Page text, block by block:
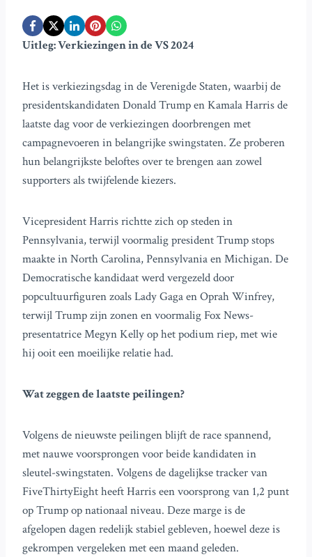
Uitleg: Verkiezingen in de VS 2024
Het is verkiezingsdag in de Verenigde Staten, waarbij de
presidentskandidaten Donald Trump en Kamala Harris de
laatste dag voor de verkiezingen doorbrengen met
campagnevoeren in belangrijke swingstaten. Ze proberen
hun belangrijkste beloftes over te brengen aan zowel
supporters als twijfelende kiezers.
Vicepresident Harris richtte zich op steden in
Pennsylvania, terwijl voormalig president Trump stops
maakte in North Carolina, Pennsylvania en Michigan. De
Democratische kandidaat werd vergezeld door
popcultuurfiguren zoals Lady Gaga en Oprah Winfrey,
terwijl Trump zijn zonen en voormalig Fox News-
presentatrice Megyn Kelly op het podium riep, met wie
hij ooit een moeilijke relatie had.
Wat zeggen de laatste peilingen?
Volgens de nieuwste peilingen blijft de race spannend,
met nauwe voorsprongen voor beide kandidaten in
sleutel-swingstaten. Volgens de dagelijkse tracker van
FiveThirtyEight heeft Harris een voorsprong van 1,2 punt
op Trump op nationaal niveau. Deze marge is de
afgelopen dagen redelijk stabiel gebleven, hoewel deze is
gekrompen vergeleken met een maand geleden.